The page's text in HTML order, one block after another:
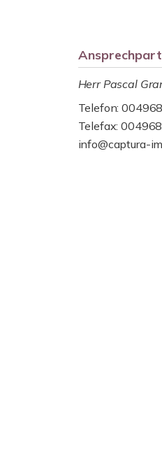
Herr Pascal
Telefon:
Telefax:
info@captura-